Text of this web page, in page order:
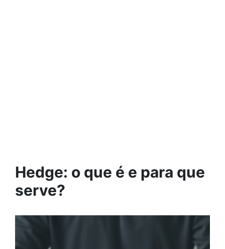
Hedge: o que é e para que
serve?